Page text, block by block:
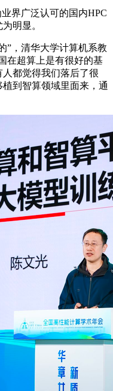
界广泛认可的国内HPC
明显。
，清华大学计算机系教
在超算上是有很好的基
都觉得我们落后了很
到智算领域里面来，通